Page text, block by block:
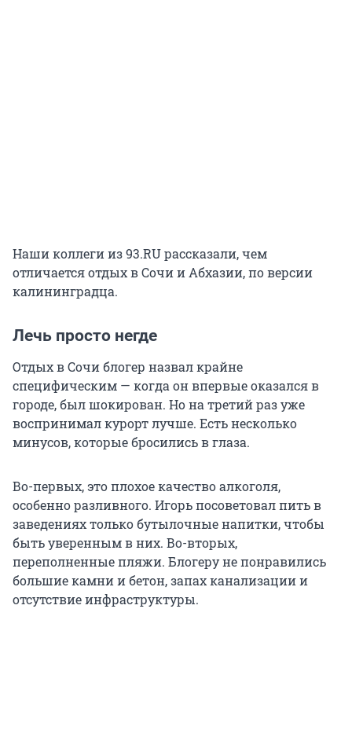
Наши коллеги из 93.RU рассказали, чем
отличается отдых в Сочи и Абхазии, по версии
калининградца.
Лечь просто негде
Отдых в Сочи блогер назвал крайне
специфическим — когда он впервые оказался в
городе, был шокирован. Но на третий раз уже
воспринимал курорт лучше. Есть несколько
минусов, которые бросились в глаза.
Во-первых, это плохое качество алкоголя,
особенно разливного. Игорь посоветовал пить в
заведениях только бутылочные напитки, чтобы
быть уверенным в них. Во-вторых,
переполненные пляжи. Блогеру не понравились
большие камни и бетон, запах канализации и
отсутствие инфраструктуры.